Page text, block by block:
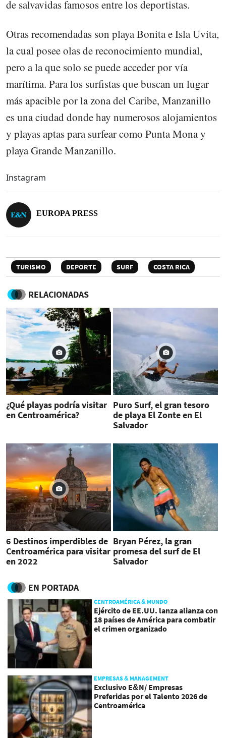
de salvavidas famosos entre los deportistas.
Otras recomendadas son playa Bonita e Isla Uvita,
la cual posee olas de reconocimiento mundial,
pero a la que solo se puede acceder por vía
marítima. Para los surfistas que buscan un lugar
más apacible por la zona del Caribe, Manzanillo
es una ciudad donde hay numerosos alojamientos
y playas aptas para surfear como Punta Mona y
playa Grande Manzanillo.
Instagram
EUROPA PRESS
TURISMO DEPORTE SURF COSTA RICA
RELACIONADAS
¿Qué playas podría visitar
en Centroamérica?
Puro Surf, el gran tesoro
de playa El Zonte en El
Salvador
6 Destinos imperdibles de
Centroamérica para visitar
en 2022
Bryan Pérez, la gran
promesa del surf de El
Salvador
EN PORTADA
CENTROAMÉRICA & MUNDO
Ejército de EE.UU. lanza alianza con
18 países de América para combatir
el crimen organizado
EMPRESAS & MANAGEMENT
Exclusivo E&N/ Empresas
Preferidas por el Talento 2026 de
Centroamérica